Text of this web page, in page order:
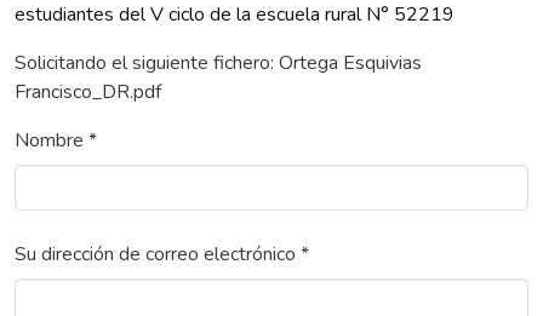
estudiantes del V ciclo de la escuela rural N° 52219
Solicitando el siguiente fichero: Ortega Esquivias
Francisco_DR.pdf
Nombre *
Su dirección de correo electrónico *